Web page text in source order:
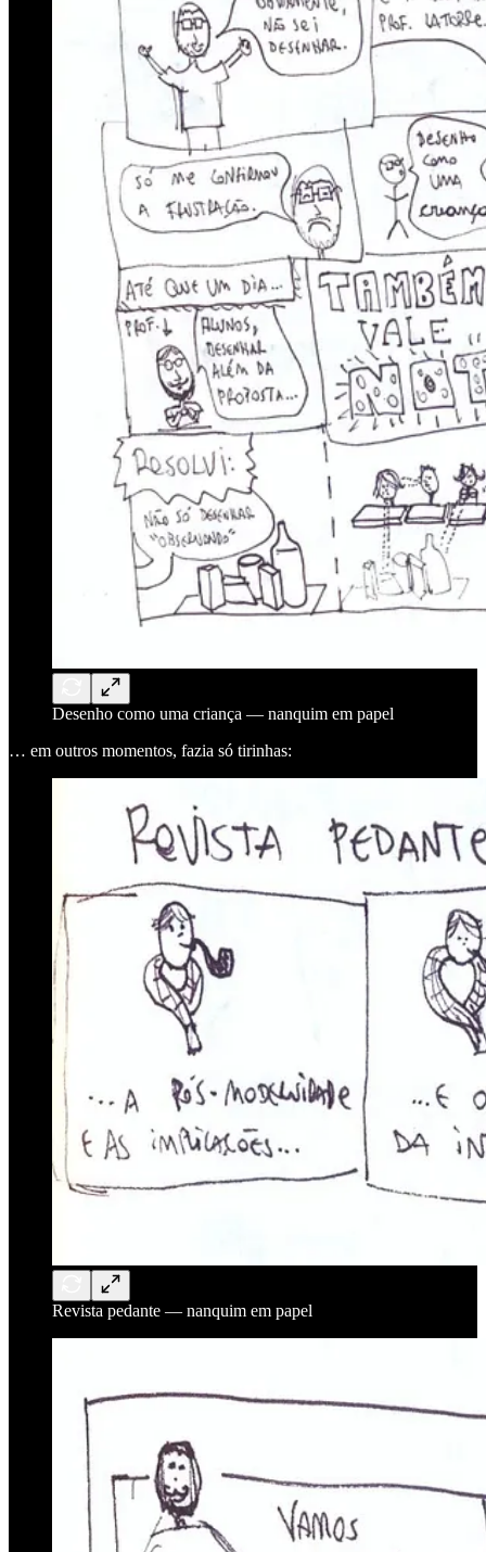
Desenho como uma criança — nanquim em papel
… em outros momentos, fazia só tirinhas:
Revista pedante — nanquim em papel